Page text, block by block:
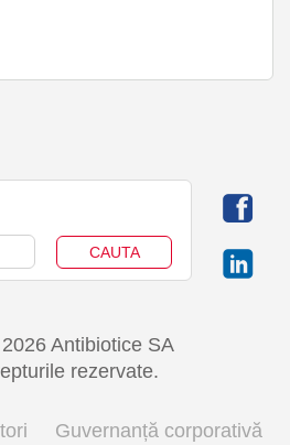
Antibiotice SA
rezervate.
Guvernanță corporativă